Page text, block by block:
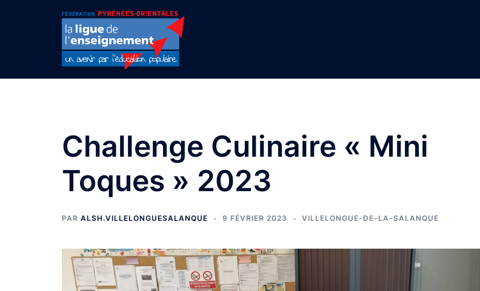
Challenge Culinaire « Mini
Toques » 2023
PAR ALSH.VILLELONGUESALANQUE 9 FÉVRIER 2023 VILLELONGUE-DE-LA-SALANQUE